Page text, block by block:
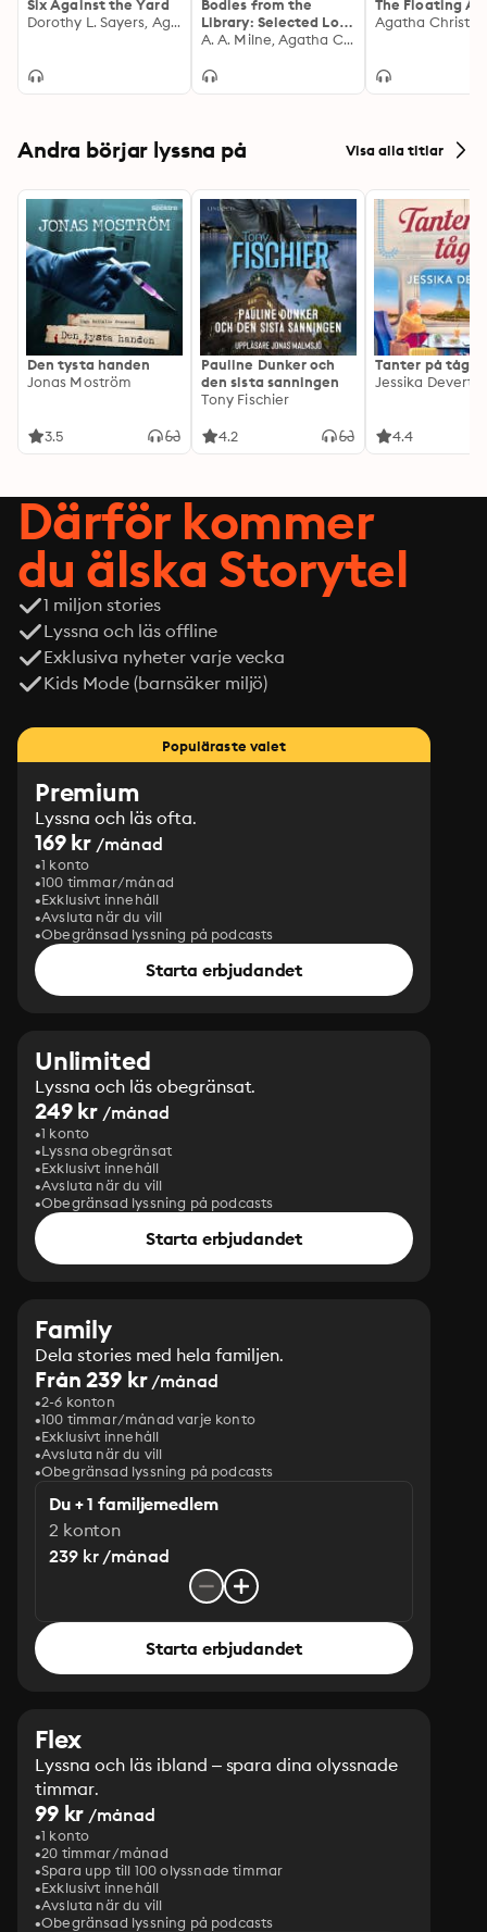
Six Against the Yard
Dorothy L. Sayers, Agatha Christie, Freeman Wills Crofts, Margery Allingham, The Detection Club, Ronald Knox
Bodies from the
Library: Selected Lost
Tales of Mystery and
of the Golden Age
A. A. Milne, Agatha Christie, Georgette Heyer, Christianna Brand
The Floating
Andra börjar lyssna på Visa alla titlar
Den tysta handen
Jonas Moström
3.5
Pauline Dunker och
den sista sanningen
Tony Fischier
4.2
Tanter på tåg
Jessika Devert
4.4
Därför kommer
du älska Storytel
1 miljon stories
Lyssna och läs offline
Exklusiva nyheter varje vecka
Kids Mode (barnsäker miljö)
Populäraste valet
Premium
Lyssna och läs ofta.
169 kr /månad
1 konto
100 timmar/månad
Exklusivt innehåll
Avsluta när du vill
Obegränsad lyssning på podcasts
Starta erbjudandet
Unlimited
Lyssna och läs obegränsat.
249 kr /månad
1 konto
Lyssna obegränsat
Exklusivt innehåll
Avsluta när du vill
Obegränsad lyssning på podcasts
Starta erbjudandet
Family
Dela stories med hela familjen.
Från 239 kr/månad
2-6 konton
100 timmar/månad varje konto
Exklusivt innehåll
Avsluta när du vill
Obegränsad lyssning på podcasts
Du + 1 familjemedlem
2 konton
239 kr /månad
Starta erbjudandet
Flex
Lyssna och läs ibland – spara dina olyssnade
timmar.
99 kr /månad
1 konto
20 timmar/månad
Spara upp till 100 olyssnade timmar
Exklusivt innehåll
Avsluta när du vill
Obegränsad lyssning på podcasts